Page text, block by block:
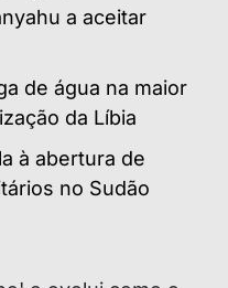
a aceitar
de água na maior
da Líbia
à abertura de
no Sudão